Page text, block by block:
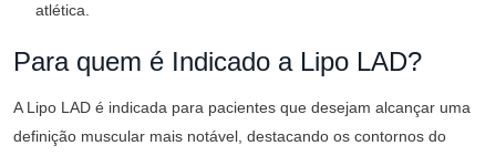
atlética.
Para quem é Indicado a Lipo LAD?
A Lipo LAD é indicada para pacientes que desejam alcançar uma
definição muscular mais notável, destacando os contornos do